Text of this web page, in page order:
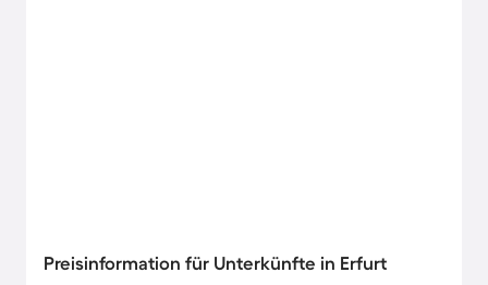
Preisinformation für Unterkünfte in Erfurt